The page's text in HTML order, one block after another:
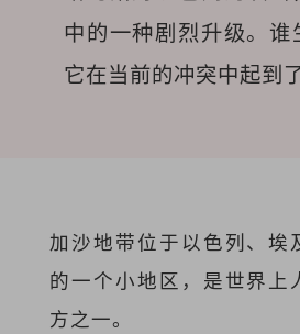
中的一种剧烈升级。谁
它在当前的冲突中起到
加沙地带位于以色列、埃
的一个小地区，是世界上
方之一。